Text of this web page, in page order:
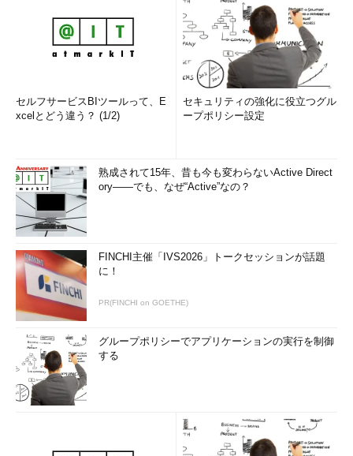
セルフサービスBIツールって、E
xcelとどう違う？ (1/2)
セキュリティの強化に役立つグル
ープポリシー設定
熟成されて15年、昔も今も変わらないActive Direct
ory――でも、なぜ“Active”なの？
FINCHI主催「IVS2026」トークセッションが話題
に！
PR(FINCHI on GOETHE)
グループポリシーでアプリケーションの実行を制御
する